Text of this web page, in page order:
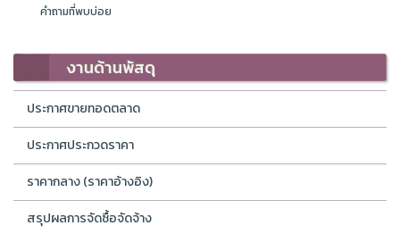
คำถามที่พบบ่อย
งานด้านพัสดุ
ประกาศขายทอดตลาด
ประกาศประกวดราคา
ราคากลาง (ราคาอ้างอิง)
สรุปผลการจัดซื้อจัดจ้าง